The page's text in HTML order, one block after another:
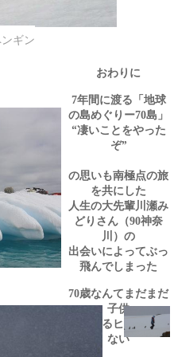
ギン
おわりに
7年間に渡る「地球
の島めぐりー70島」
“凄いことをやった
ぞ”
の思いも南極点の旅
を共にした
人生の大先輩川瀬み
どりさん（90神奈
川）の
出会いによってぶっ
飛んでしまった
70歳なんてまだまだ
子供
ボケてるヒマなんて
ない